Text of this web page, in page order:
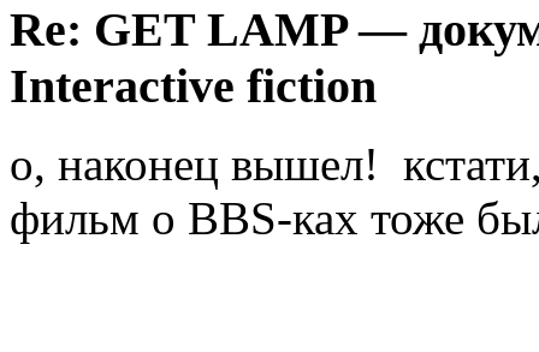
Re: GET LAMP —
Interactive fiction
о, наконец вышел!
фильм о BBS-ках тоже